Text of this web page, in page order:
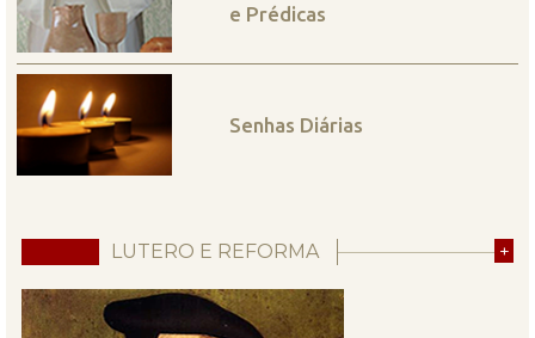
e Prédicas
Senhas Diárias
LUTERO E REFORMA +